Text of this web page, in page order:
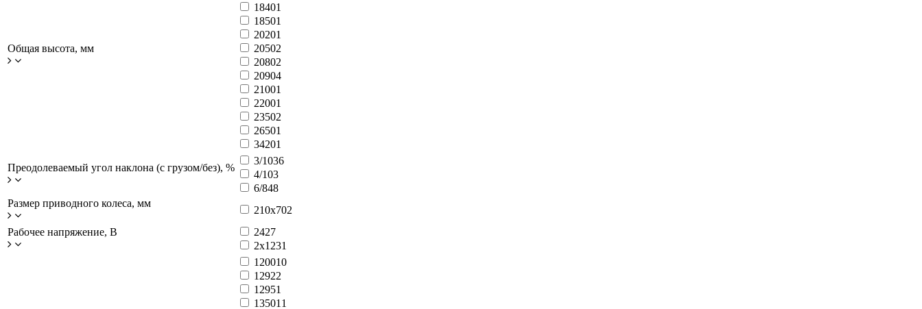
Общая высота, мм
18401
18501
20201
20502
20802
20904
21001
22001
23502
26501
34201
Преодолеваемый угол наклона (с грузом/без), %
3/1036
4/103
6/848
Размер приводного колеса, мм
210x702
Рабочее напряжение, В
2427
2x1231
120010
12922
12951
135011